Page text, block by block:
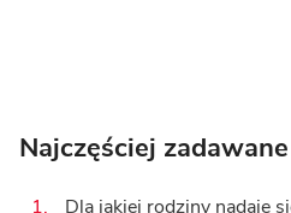
konieczności
dzienna z otwartym
Najczęściej
1.
Dla jakiej rodziny nadaje